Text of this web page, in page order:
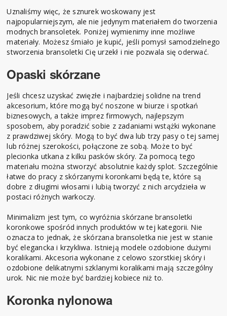
Uznaliśmy więc, że sznurek woskowany jest
najpopularniejszym, ale nie jedynym materiałem do tworzenia
modnych bransoletek. Poniżej wymienimy inne możliwe
materiały. Możesz śmiało je kupić, jeśli pomysł samodzielnego
stworzenia bransoletki Cię urzekł i nie pozwala się oderwać.
Opaski skórzane
Jeśli chcesz uzyskać zwięzłe i najbardziej solidne na trend
akcesorium, które mogą być noszone w biurze i spotkań
biznesowych, a także imprez firmowych, najlepszym
sposobem, aby poradzić sobie z zadaniami wstążki wykonane
z prawdziwej skóry. Mogą to być dwa lub trzy pasy o tej samej
lub różnej szerokości, połączone ze sobą. Może to być
plecionka utkana z kilku pasków skóry. Za pomocą tego
materiału można stworzyć absolutnie każdy splot. Szczególnie
łatwe do pracy z skórzanymi koronkami będą te, które są
dobre z długimi włosami i lubią tworzyć z nich arcydzieła w
postaci różnych warkoczy.
Minimalizm jest tym, co wyróżnia skórzane bransoletki
koronkowe spośród innych produktów w tej kategorii. Nie
oznacza to jednak, że skórzana bransoletka nie jest w stanie
być elegancka i krzykliwa. Istnieją modele ozdobione dużymi
koralikami. Akcesoria wykonane z celowo szorstkiej skóry i
ozdobione delikatnymi szklanymi koralikami mają szczególny
urok. Nic nie może być bardziej kobiece niż to.
Koronka nylonowa